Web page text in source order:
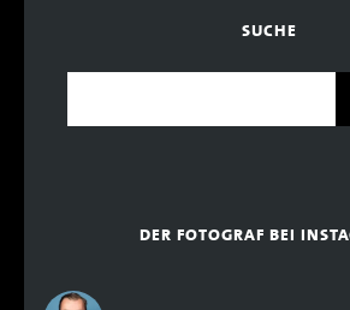
SUCHE
DER FOTOGRAF BEI